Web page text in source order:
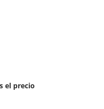
el precio